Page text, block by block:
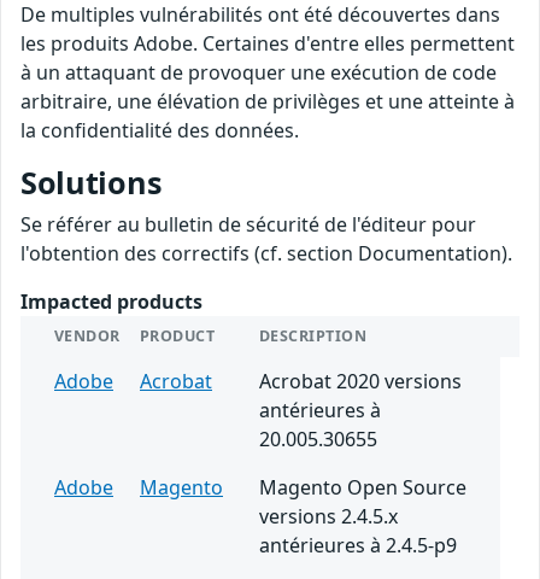
De multiples vulnérabilités ont été découvertes dans
les produits Adobe. Certaines d'entre elles permettent
à un attaquant de provoquer une exécution de code
arbitraire, une élévation de privilèges et une atteinte à
la confidentialité des données.
Solutions
Se référer au bulletin de sécurité de l'éditeur pour
l'obtention des correctifs (cf. section Documentation).
Impacted products
VENDOR PRODUCT DESCRIPTION
Adobe Acrobat
Acrobat 2020 versions
antérieures à
20.005.30655
Adobe
Magento
Magento Open Source
versions 2.4.5.x
antérieures à 2.4.5-p9